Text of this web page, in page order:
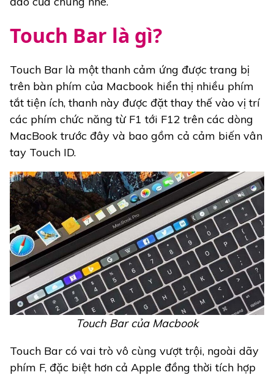
Touch Bar là gì?
Touch Bar là một thanh cảm ứng được trang bị
trên bàn phím của Macbook hiển thị nhiều phím
tắt tiện ích, thanh này được đặt thay thế vào vị trí
các phím chức năng từ F1 tới F12 trên các dòng
MacBook trước đây và bao gồm cả cảm biến vân
tay Touch ID.
Touch Bar của Macbook
Touch Bar có vai trò vô cùng vượt trội, ngoài dãy
phím F, đặc biệt hơn cả Apple đồng thời tích hợp